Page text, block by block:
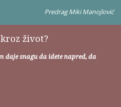
Predrag Miki Manojlović
život?
daje snagu da idete napred, da